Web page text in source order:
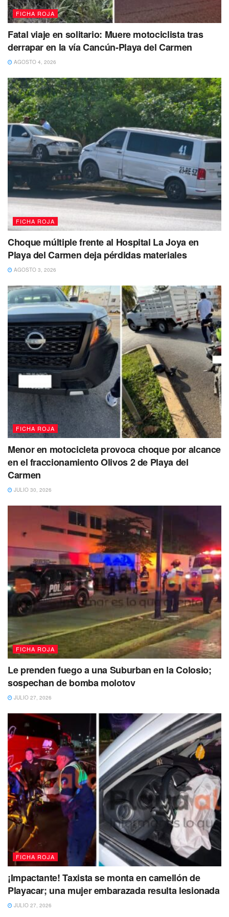
𝙖𝙧𝙢𝙖
#Comenta
#Comparte
#Entératehttps://t.co/eeo0cFrnXQ
pic.twitter.com/QypzNj4gVn
— playaaldia (@playaaldia)
2023
El mandato fue cumplimentado por elementos de la
Policía de Investigación, por lo que el imputado fue
puesto a disposición del Ministerio Público;además, le
impuso la medida cautelar de prisión preventiva oficiosa.
FICHA ROJA
Fatal viaje en solitario: Muere motociclista tras
derrapar en la vía Cancún-Playa del Carmen
AGOSTO 4, 2026
FICHA ROJA
Choque múltiple frente al Hospital La Joya en
Playa del Carmen deja pérdidas materiales
AGOSTO 3, 2026
FICHA ROJA
Menor en motocicleta provoca choque por alcance
en el fraccionamiento Olivos 2 de Playa del
Carmen
JULIO 30, 2026
FICHA ROJA
Le prenden fuego a una Suburban en la Colosio;
sospechan de bomba molotov
JULIO 27, 2026
FICHA ROJA
¡Impactante! Taxista se monta en camellón de
Playacar; una mujer embarazada resulta lesionada
JULIO 27, 2026